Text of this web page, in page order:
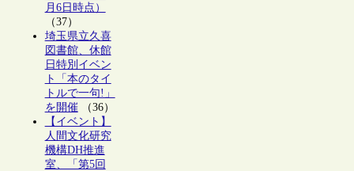
月6日時点）
（37）
埼玉県立久喜
図書館、休館
日特別イベン
ト「本のタイ
トルで一句!」
を開催（36）
【イベント】
人間文化研究
機構DH推進
室、「第5回